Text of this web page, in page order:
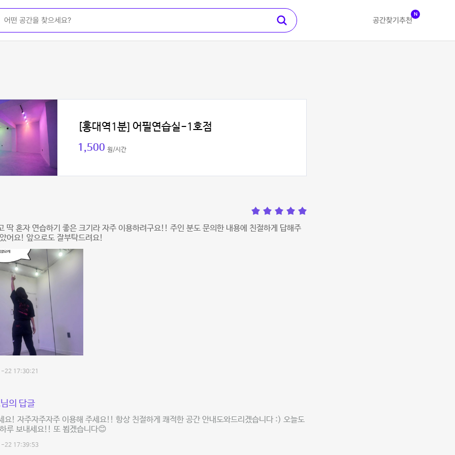
공간찾기 추천
N
[홍대역1분] 어필연습실-1호점
1,500 원/시간
딱 혼자 연습하기 좋은 크기라 자주 이용하려구요!! 주인 분도 문의한 내용에 친절하게 답해주
어요! 앞으로도 잘부탁드려요!
22 17:30:21
의 답글
요! 자주자주자주 이용해 주세요!! 항상 친절하게 쾌적한 공간 안내도와드리겠습니다 :) 오늘도
루 보내세요!! 또 뵙겠습니다😊
22 17:39:53